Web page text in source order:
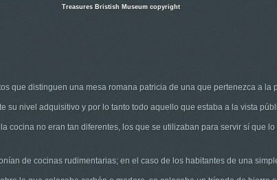
Treasures Bristish Museum copyright
que distinguen una mesa romana patricia de una que pertenezca a la
su nivel adquisitivo y por lo tanto todo aquello que estaba a la vista
cocina no eran tan diferentes, los que se utilizaban para servir sí que lo
de cocinas rudimentarias; en el caso de los habitantes de una